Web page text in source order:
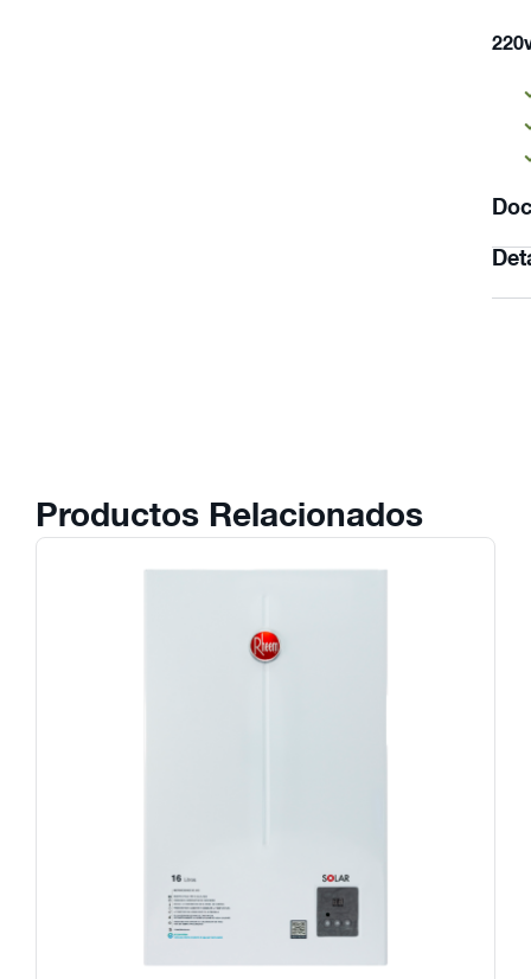
Productos Relacionados